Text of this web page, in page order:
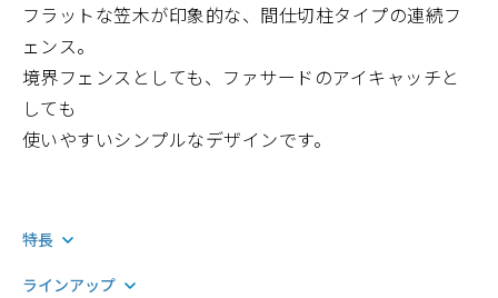
フラットな笠木が印象的な、間仕切柱タイプの連続フ
ェンス。
境界フェンスとしても、ファサードのアイキャッチと
しても
使いやすいシンプルなデザインです。
特長
ラインアップ